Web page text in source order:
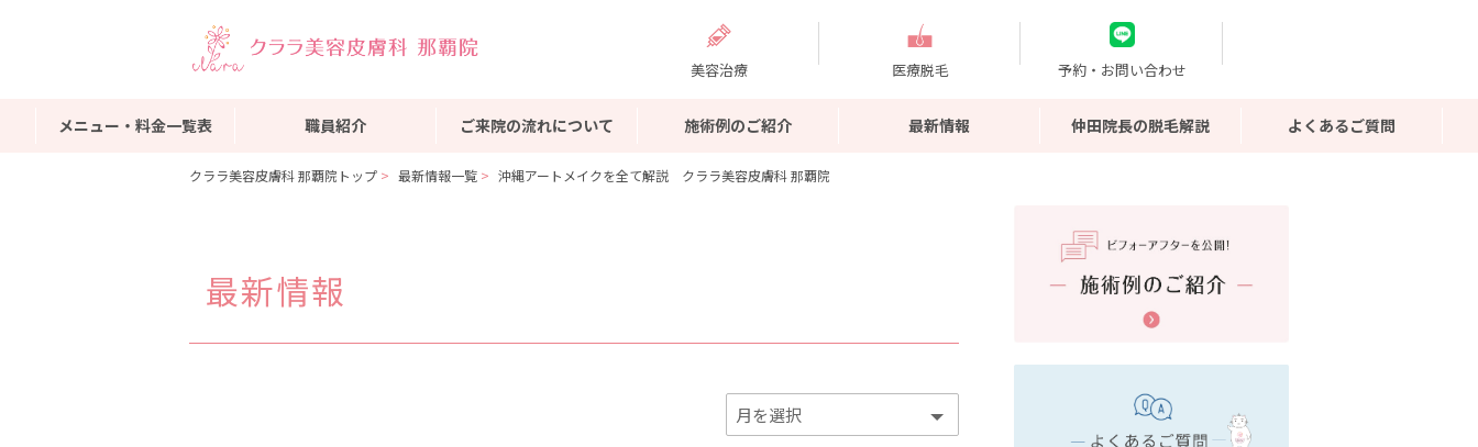
美容治療 医療脱毛 予約・お問い合わせ
メニュー・料金一覧表 職員紹介 ご来院の流れについて 施術例のご紹介 最新情報 仲田院長の脱毛解説 よくあるご質問
クララ美容皮膚科 那覇院トップ 最新情報一覧 沖縄アートメイクを全て解説 クララ美容皮膚科 那覇院
最新情報